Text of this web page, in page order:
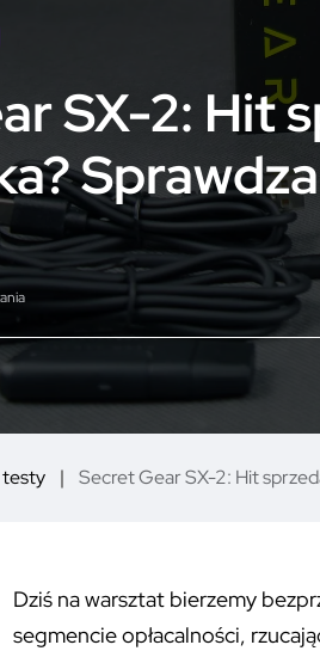
SX-2: Hit
testy Secret Gear SX-2: Hit
Dziś na warsztat bierzemy
segmencie opłacalności,